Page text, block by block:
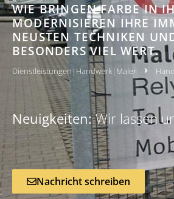
WIE BRINGEN FARBE IN
MODERNISIEREN IHRE
NEUSTEN TECHNIKEN
BESONDERS VIEL WERT.
Dienstleistungen | Handwerk| Maler
Neuigkeiten:Wir lassen
Nachricht schreiben